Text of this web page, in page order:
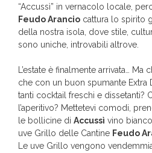
“Accussì” in vernacolo locale,
Feudo Arancio cattura lo spirito
della nostra isola, dove stile,
sono uniche, introvabili altrove.
L’estate è finalmente arrivata… Ma
che con un buon spumante Extra
tanti cocktail freschi e dissetanti?
l’aperitivo? Mettetevi comodi,
le bollicine di Accussì vino bianco
uve Grillo delle Cantine Feudo
Le uve Grillo vengono